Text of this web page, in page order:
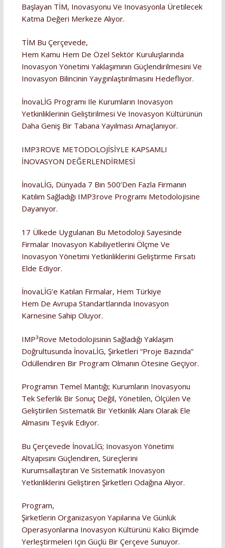
Başlayan TİM, Inovasyonu Ve Inovasyonla Üretilecek
Katma Değeri Merkeze Alıyor.
TİM Bu Çerçevede,
Hem Kamu Hem De Özel Sektör Kuruluşlarında
Inovasyon Yönetimi Yaklaşımının Güçlendirilmesini Ve
Inovasyon Bilincinin Yaygınlaştırılmasını Hedefliyor.
İnovaLİG Programı Ile Kurumların Inovasyon
Yetkinliklerinin Geliştirilmesi Ve Inovasyon Kültürünün
Daha Geniş Bir Tabana Yayılması Amaçlanıyor.
IMP3ROVE METODOLOJİSİYLE KAPSAMLI
İNOVASYON DEĞERLENDİRMESİ
İnovaLİG, Dünyada 7 Bin 500’den Fazla Firmanın
Katılım Sağladığı IMP3rove Programı Metodolojisine
Dayanıyor.
17 Ülkede Uygulanan Bu Metodoloji Sayesinde
Firmalar Inovasyon Kabiliyetlerini Ölçme Ve
Inovasyon Yönetimi Yetkinliklerini Geliştirme Fırsatı
Elde Ediyor.
İnovaLİG’e Katılan Firmalar, Hem Türkiye
Hem De Avrupa Standartlarında Inovasyon
Karnesine Sahip Oluyor.
IMP³rove Metodolojisinin Sağladığı Yaklaşım
Doğrultusunda İnovaLİG, Şirketleri “proje Bazında”
Ödüllendiren Bir Program Olmanın Ötesine Geçiyor.
Programın Temel Mantığı; Kurumların Inovasyonu
Tek Seferlik Bir Sonuç Değil, Yönetilen, Ölçülen Ve
Geliştirilen Sistematik Bir Yetkinlik Alanı Olarak Ele
Almasını Teşvik Ediyor.
Bu Çerçevede İnovaLİG; Inovasyon Yönetimi
Altyapısını Güçlendiren, Süreçlerini
Kurumsallaştıran Ve Sistematik Inovasyon
Yetkinliklerini Geliştiren Şirketleri Odağına Alıyor.
Program,
Şirketlerin Organizasyon Yapılarına Ve Günlük
Operasyonlarına Inovasyon Kültürünü Kalıcı Biçimde
Yerleştirmeleri Için Güçlü Bir Çerçeve Sunuyor.